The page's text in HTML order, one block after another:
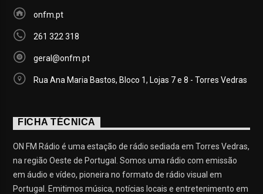
onfm.pt
261 322 318
geral@onfm.pt
Rua Ana Maria Bastos, Bloco 1, Lojas 7 e 8 - Torres Vedras
FICHA TÉCNICA
ON FM Rádio é uma estação de rádio sediada em Torres Vedras,
na região Oeste de Portugal. Somos uma rádio com emissão
em áudio e vídeo, pioneira no formato de rádio visual em
Portugal. Emitimos música, notícias locais e entretenimento em